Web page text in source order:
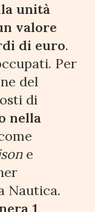
unità
valore
di euro.
Per
del
di
nella
e
Nautica.
1